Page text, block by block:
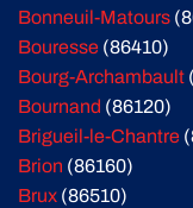
Bonneuil-Matours
Bouresse (86410)
Bourg-Archambault
Bournand (86120)
Brigueil-le-Chantre
Brion (86160)
Brux (86510)